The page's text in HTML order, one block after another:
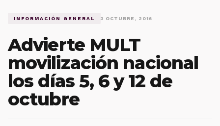
INFORMACIÓN GENERAL 3 OCTUBRE, 2016
Advierte MULT
movilización nacional
los días 5, 6 y 12 de
octubre